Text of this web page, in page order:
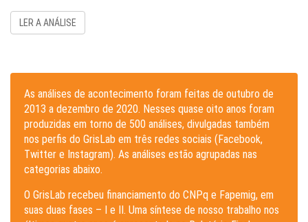
LER A ANÁLISE
As análises de acontecimento foram feitas de outubro de
2013 a dezembro de 2020. Nesses quase oito anos foram
produzidas em torno de 500 análises, divulgadas também
nos perfis do GrisLab em três redes sociais (Facebook,
Twitter e Instagram). As análises estão agrupadas nas
categorias abaixo.
O GrisLab recebeu financiamento do CNPq e Fapemig, em
suas duas fases – I e II. Uma síntese de nosso trabalho nos